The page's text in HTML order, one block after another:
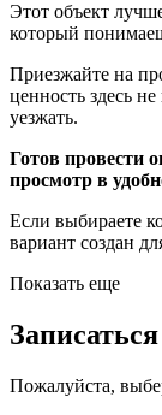
Этот объект
который
Приезжайте на
ценность здесь
уезжать.
Готов провести
просмотр в
Если выбираете
вариант создан
Показать еще
Пожалуйста,